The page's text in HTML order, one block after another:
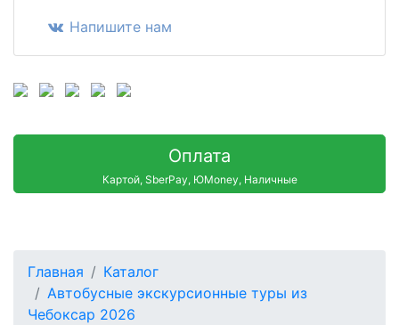
Напишите нам
Оплата
Картой, SberPay, ЮMoney, Наличные
Главная
Каталог
Автобусные экскурсионные туры из
Чебоксар 2026